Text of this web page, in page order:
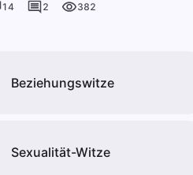
14 2 382
Beziehungswitze
Sexualität-Witze